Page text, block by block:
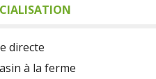
directe
à la ferme